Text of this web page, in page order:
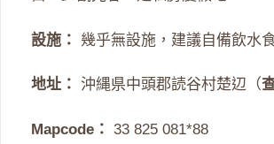
設施： 幾乎無設施，建議自備飲水
地址： 沖縄県中頭郡読谷村楚辺（
Mapcode： 33 825 081*88